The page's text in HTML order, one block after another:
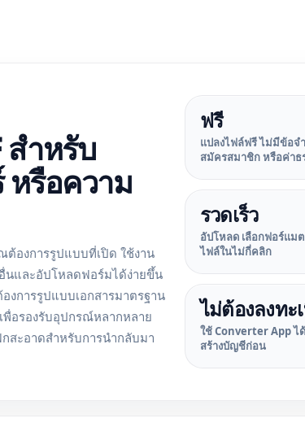
สำหรับ
หรือความ
ต้องการรูปแบบที่เปิด ใช้งาน
นและอัปโหลดฟอร์มได้ง่ายขึ้น
งการรูปแบบเอกสารมาตรฐาน
พื่อรองรับอุปกรณ์หลากหลาย
สะอาดสำหรับการนำกลับมา
ฟรี
แปลงไฟล์ฟรี ไม่มีข้อจ
สมัครสมาชิก หรือค่าธ
รวดเร็ว
อัปโหลด เลือกฟอร์แม
ไฟล์ในไม่กี่คลิก
ไม่ต้องลงทะ
ใช้ Converter App ไ
สร้างบัญชีก่อน